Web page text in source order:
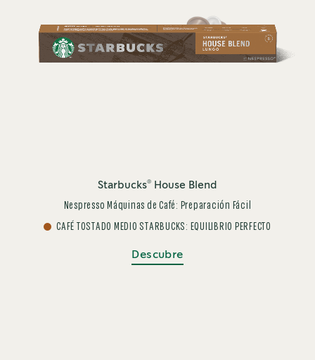
Starbucks® House Blend
Nespresso Máquinas de Café: Preparación Fácil
CAFÉ TOSTADO MEDIO STARBUCKS: EQUILIBRIO PERFECTO
Descubre